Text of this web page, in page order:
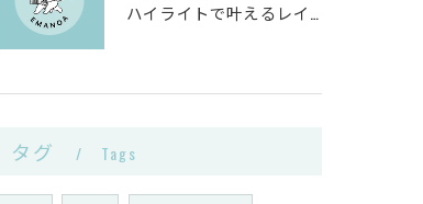
ハイライトで叶えるレイヤーカットと白髪ぼかしのヴィーガンカラー活用術
タグ Tags